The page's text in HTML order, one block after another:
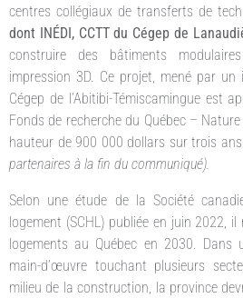
centres collégiaux de transferts de
dont INÉDI, CCTT du Cégep de
construire des bâtiments
impression 3D. Ce projet, mené par
Cégep de l’Abitibi-Témiscamingue est
Fonds de recherche du Québec –
hauteur de 900 000 dollars sur trois ans
partenaires à la fin du communiqué).
Selon une étude de la Société
logement (SCHL) publiée en juin 2022,
logements au Québec en 2030.
main-d’œuvre touchant plusieurs
milieu de la construction, la province